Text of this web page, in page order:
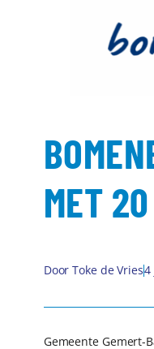
MET
Door Toke de Vries4
Gemeente Gemert-